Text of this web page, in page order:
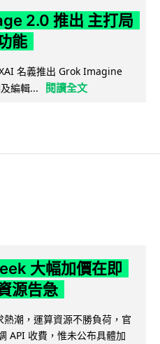
2.0 推出 主打局
能
名義推出 Grok Imagine
編輯...
閱讀全文
大幅加價在即
源告急
潮，運算資源不勝負荷，官
API 收費，惟未公布具體加